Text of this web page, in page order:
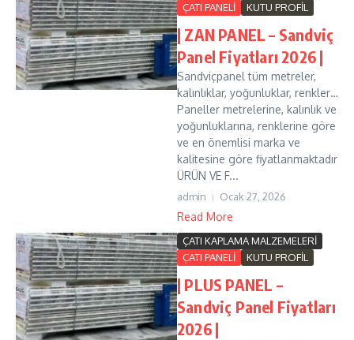
ÇATI PANELİ
KUTU PROFİL
| ZAN PANEL – Sandviç
Panel Fiyatları 2026 |
Sandviçpanel tüm metreler,
kalınlıklar, yoğunluklar, renkler…
Paneller metrelerine, kalınlık ve
yoğunluklarına, renklerine göre
ve en önemlisi marka ve
kalitesine göre fiyatlanmaktadır
ÜRÜN VE F...
admin Ocak 27, 2026
Read More
ÇATI KAPLAMA MALZEMELERİ
ÇATI PANELİ
KUTU PROFİL
| PLUS PANEL –
Sandviç Panel Fiyatları
2026 |